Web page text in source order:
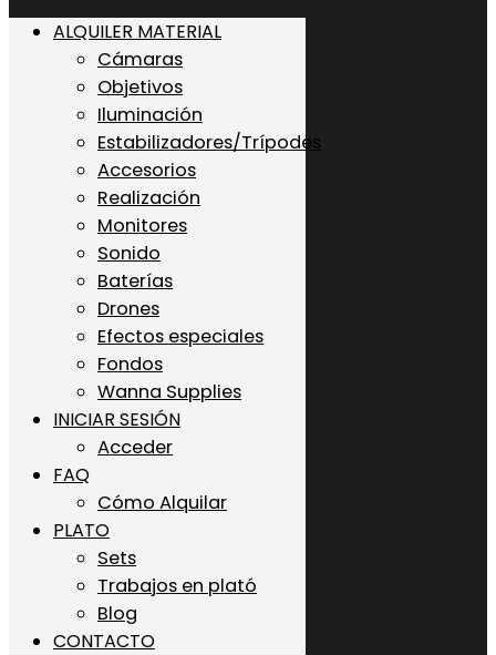
ALQUILER MATERIAL
Cámaras
Objetivos
Iluminación
Estabilizadores/Trípodes
Accesorios
Realización
Monitores
Sonido
Baterías
Drones
Efectos especiales
Fondos
Wanna Supplies
INICIAR SESIÓN
Acceder
FAQ
Cómo Alquilar
PLATO
Sets
Trabajos en plató
Blog
CONTACTO